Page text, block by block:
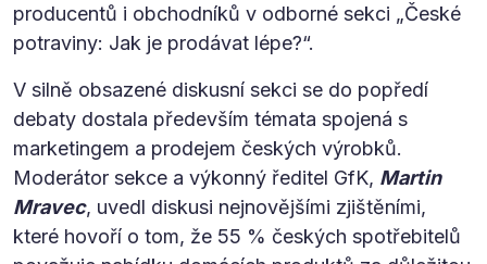
producentů i obchodníků v odborné sekci „České
potraviny: Jak je prodávat lépe?“.
V silně obsazené diskusní sekci se do popředí
debaty dostala především témata spojená s
marketingem a prodejem českých výrobků.
Moderátor sekce a výkonný ředitel GfK, Martin
Mravec, uvedl diskusi nejnovějšími zjištěními,
které hovoří o tom, že 55 % českých spotřebitelů